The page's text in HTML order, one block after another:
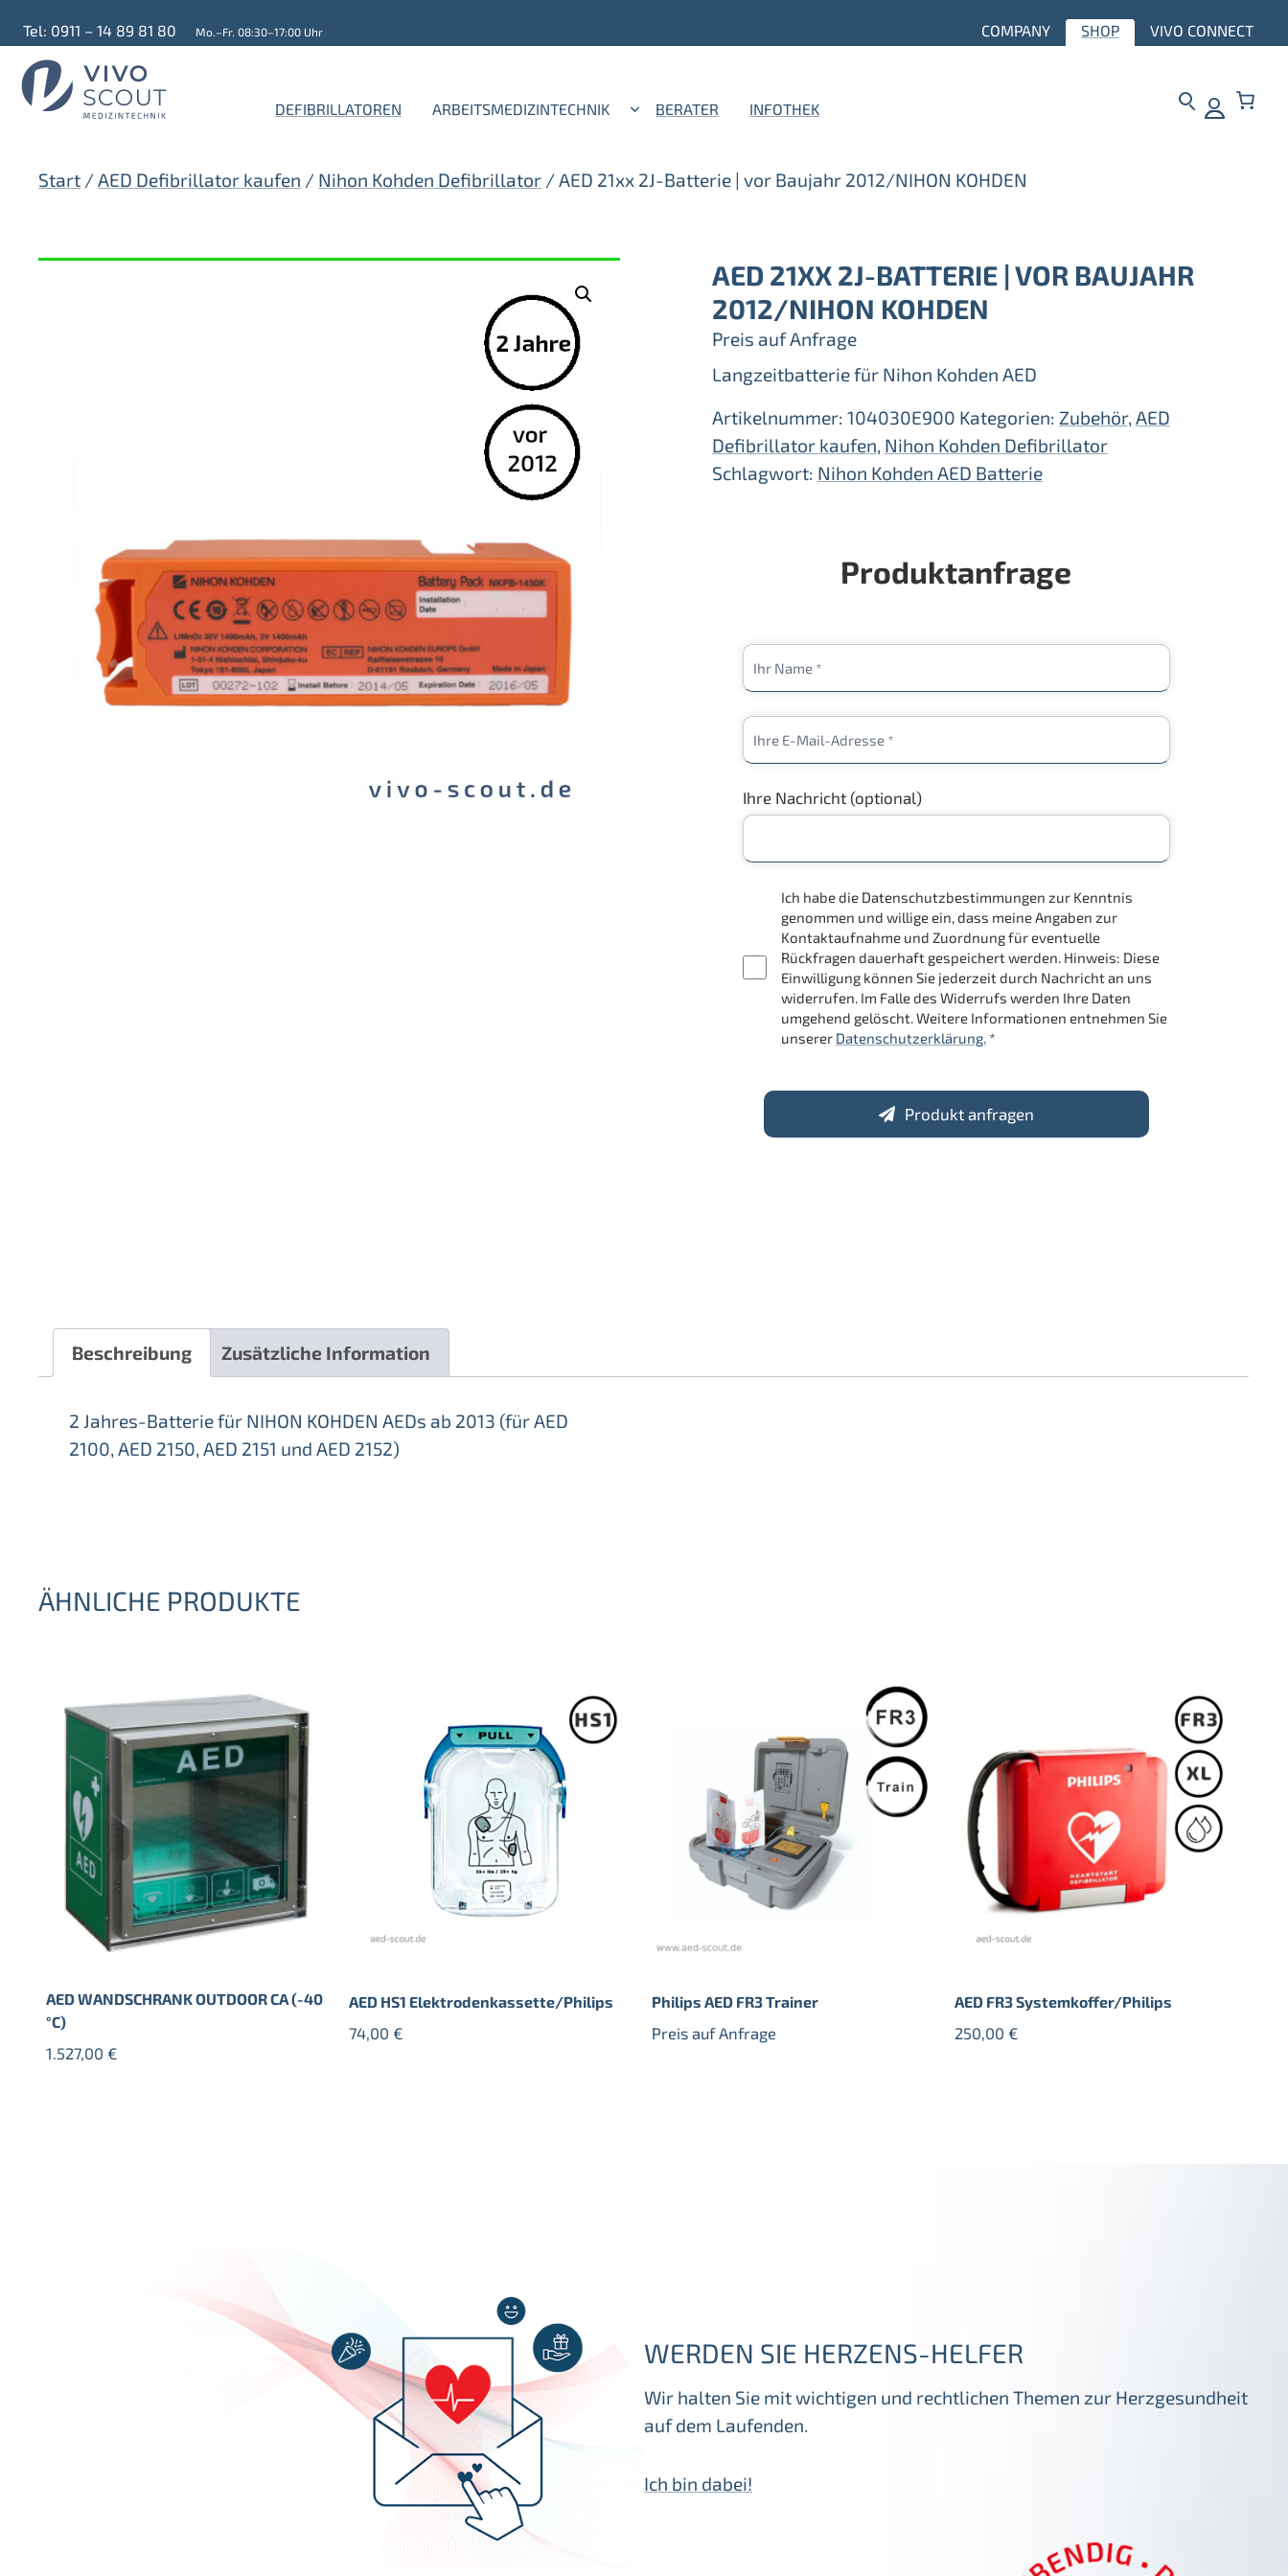
Inhalt
springen
Tel: 0911 – 14 89 81 80 Mo.–Fr. 08:30–17:00 Uhr COMPANY SHOP VIVO CONNECT
DEFIBRILLATOREN ARBEITSMEDIZINTECHNIK BERATER INFOTHEK
Start /AED Defibrillator kaufen / Nihon Kohden Defibrillator / AED 21xx 2J-Batterie | vor Baujahr 2012/NIHON KOHDEN
AED 21XX 2J-BATTERIE | VOR BAUJAHR
2012/NIHON KOHDEN
Preis auf Anfrage
Langzeitbatterie für Nihon Kohden AED
Artikelnummer: 104030E900 Kategorien: Zubehör, AED
Defibrillator kaufen, Nihon Kohden Defibrillator
Schlagwort: Nihon Kohden AED Batterie
Produktanfrage
Ihre Nachricht (optional)
Ich habe die Datenschutzbestimmungen zur Kenntnis
genommen und willige ein, dass meine Angaben zur
Kontaktaufnahme und Zuordnung für eventuelle
Rückfragen dauerhaft gespeichert werden. Hinweis: Diese
Einwilligung können Sie jederzeit durch Nachricht an uns
widerrufen. Im Falle des Widerrufs werden Ihre Daten
umgehend gelöscht. Weitere Informationen entnehmen Sie
unserer Datenschutzerklärung.*
Produkt anfragen
Beschreibung Zusätzliche Information
2 Jahres-Batterie für NIHON KOHDEN AEDs ab 2013 (für AED
2100, AED 2150, AED 2151 und AED 2152)
ÄHNLICHE PRODUKTE
AED WANDSCHRANK OUTDOOR CA (-40
°C)
1.527,00 €
AED HS1 Elektrodenkassette/Philips
74,00 €
Philips AED FR3 Trainer
Preis auf Anfrage
AED FR3 Systemkoffer/Philips
250,00 €
WERDEN SIE HERZENS-HELFER
Wir halten Sie mit wichtigen und rechtlichen Themen zur Herzgesundheit
auf dem Laufenden.
Ich bin dabei!